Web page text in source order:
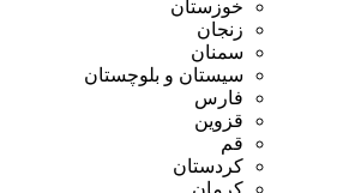
خوزستان
زنجان
سمنان
سیستان و بلوچستان
فارس
قزوین
قم
کردستان
کرمان